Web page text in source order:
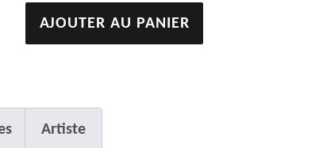
quantité
de
AJOUTER AU PANIER
Artiste